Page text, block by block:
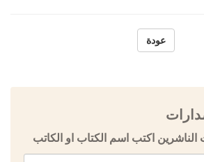
عودة
اكتب اسم الكتاب او الكاتب